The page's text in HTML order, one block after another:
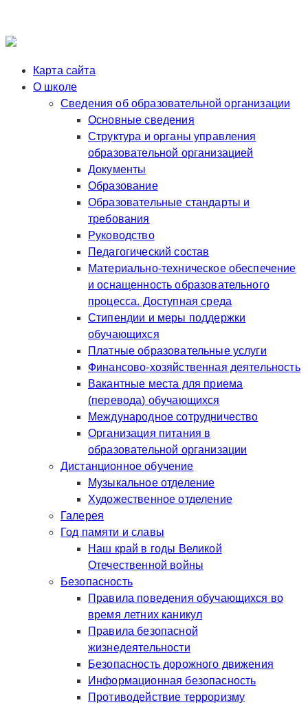
Карта сайта
О школе
Сведения об образовательной организации
Основные сведения
Структура и органы управления
образовательной организацией
Документы
Образование
Образовательные стандарты и
требования
Руководство
Педагогический состав
Материально-техническое обеспечение
и оснащенность образовательного
процесса. Доступная среда
Стипендии и меры поддержки
обучающихся
Платные образовательные услуги
Финансово-хозяйственная деятельность
Вакантные места для приема
(перевода) обучающихся
Международное сотрудничество
Организация питания в
образовательной организации
Дистанционное обучение
Музыкальное отделение
Художественное отделение
Галерея
Год памяти и славы
Наш край в годы Великой
Отечественной войны
Безопасность
Правила поведения обучающихся во
время летних каникул
Правила безопасной
жизнедеятельности
Безопасность дорожного движения
Информационная безопасность
Противодействие терроризму